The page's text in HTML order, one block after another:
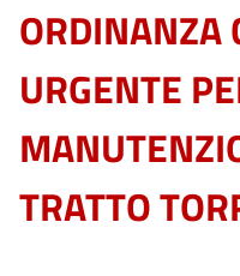
ORDINANZA
URGENTE
TRATTO